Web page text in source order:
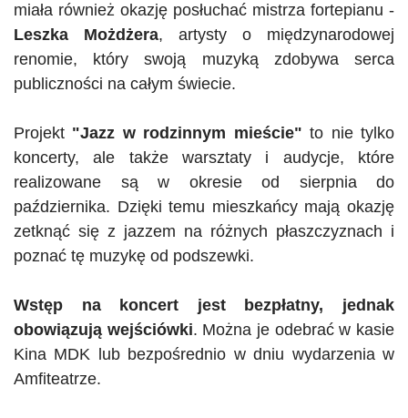
miała również okazję posłuchać mistrza fortepianu -
Leszka Możdżera, artysty o międzynarodowej
renomie, który swoją muzyką zdobywa serca
publiczności na całym świecie.
Projekt "Jazz w rodzinnym mieście" to nie tylko
koncerty, ale także warsztaty i audycje, które
realizowane są w okresie od sierpnia do
października. Dzięki temu mieszkańcy mają okazję
zetknąć się z jazzem na różnych płaszczyznach i
poznać tę muzykę od podszewki.
Wstęp na koncert jest bezpłatny, jednak
obowiązują wejściówki. Można je odebrać w kasie
Kina MDK lub bezpośrednio w dniu wydarzenia w
Amfiteatrze.